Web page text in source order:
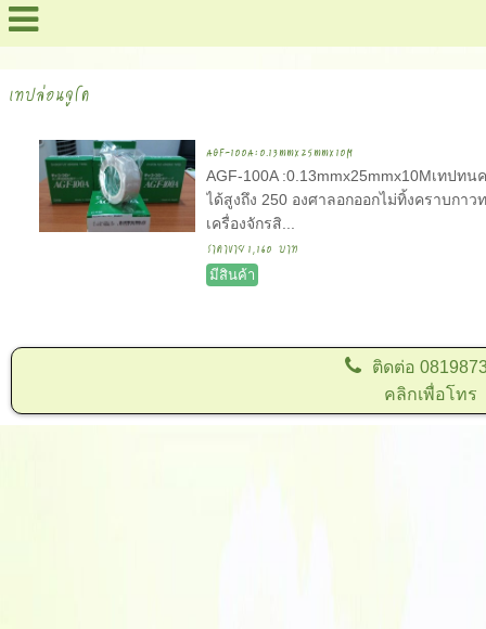
สารบัญเว็บไซต์ !
เทปล่อนจูโค
AGF-100A:0.13mmx25mmx10M
AGF-100A :0.13mmx25mmx10Mเทป
ได้สูงถึง 250 องศาลอกออกไม่ทิ้งคราบกา
เครื่องจักรสิ...
ราคาขาย1,160 บาท
มีสินค้า
ติดต่อ
คลิกเพื่อโทร